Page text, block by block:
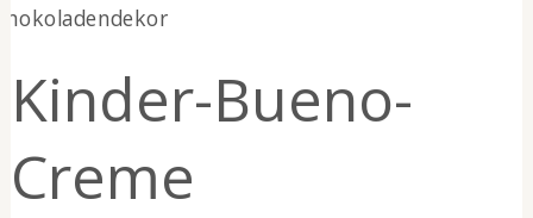
Kinder-Bueno-
Creme
Bueno-